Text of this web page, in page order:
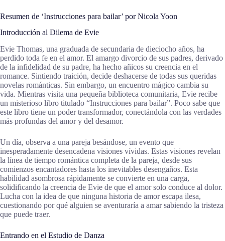
Resumen de ‘Instrucciones para bailar’ por Nicola Yoon
Introducción al Dilema de Evie
Evie Thomas, una graduada de secundaria de dieciocho años, ha
perdido toda fe en el amor. El amargo divorcio de sus padres, derivado
de la infidelidad de su padre, ha hecho añicos su creencia en el
romance. Sintiendo traición, decide deshacerse de todas sus queridas
novelas románticas. Sin embargo, un encuentro mágico cambia su
vida. Mientras visita una pequeña biblioteca comunitaria, Evie recibe
un misterioso libro titulado “Instrucciones para bailar”. Poco sabe que
este libro tiene un poder transformador, conectándola con las verdades
más profundas del amor y del desamor.
Un día, observa a una pareja besándose, un evento que
inesperadamente desencadena visiones vívidas. Estas visiones revelan
la línea de tiempo romántica completa de la pareja, desde sus
comienzos encantadores hasta los inevitables desengaños. Esta
habilidad asombrosa rápidamente se convierte en una carga,
solidificando la creencia de Evie de que el amor solo conduce al dolor.
Lucha con la idea de que ninguna historia de amor escapa ilesa,
cuestionando por qué alguien se aventuraría a amar sabiendo la tristeza
que puede traer.
Entrando en el Estudio de Danza